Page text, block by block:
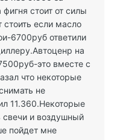
стоит от силы
если масло
6700руб ответили
на
это вместе с
что некоторые
не
11.360.Некоторые
свечи и воздушный
пойдет мне